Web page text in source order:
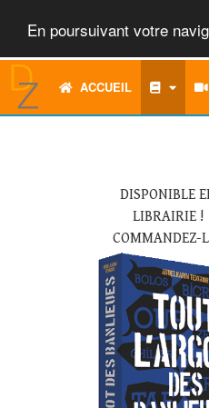
En poursuivant votre
ACCUEIL
DISPONIBLE
LIBRAIRIE !
COMMANDEZ-